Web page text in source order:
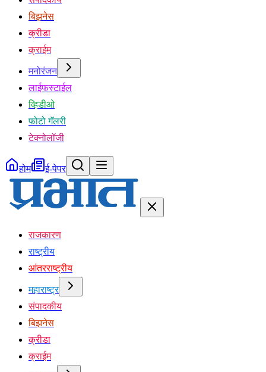
बिझनेस
क्रीडा
क्राईम
मनोरंजन
लाईफस्टाईल
व्हिडीओ
फोटो गॅलरी
टेक्नोलॉजी
होम ई-पेपर
राजकारण
राष्ट्रीय
आंतरराष्ट्रीय
महाराष्ट्र
संपादकीय
बिझनेस
क्रीडा
क्राईम